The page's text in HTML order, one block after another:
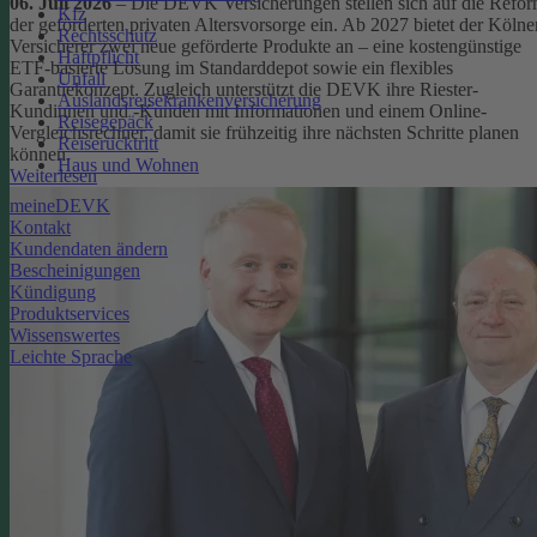
Kfz
Rechtsschutz
Haftpflicht
Unfall
Auslandsreisekrankenversicherung
Reisegepäck
Reiserücktritt
Haus und Wohnen
meineDEVK
Kontakt
Kundendaten ändern
Bescheinigungen
Kündigung
Produktservices
Wissenswertes
Leichte Sprache
der geförderten privaten Altersvorsorge ein. Ab 2027 bietet der
Versicherer zwei neue geförderte Produkte an – eine kostengünstige
ETF-basierte Lösung im Standarddepot sowie ein flexibles
Garantiekonzept. Zugleich unterstützt die DEVK ihre Riester-
Kundinnen und -Kunden mit Informationen und einem Online-
Vergleichsrechner, damit sie frühzeitig ihre nächsten Schritte planen
können.
Weiterlesen